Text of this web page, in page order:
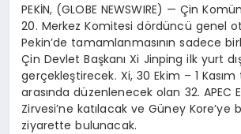
PEKİN, (GLOBE NEWSWIRE) — Çin
20. Merkez Komitesi dördüncü genel
Pekin’de tamamlanmasının sadece
Çin Devlet Başkanı Xi Jinping ilk yurt
gerçekleştirecek. Xi, 30 Ekim – 1
arasında düzenlenecek olan 32. APEC
Zirvesi’ne katılacak ve Güney Kore’ye
ziyarette bulunacak.